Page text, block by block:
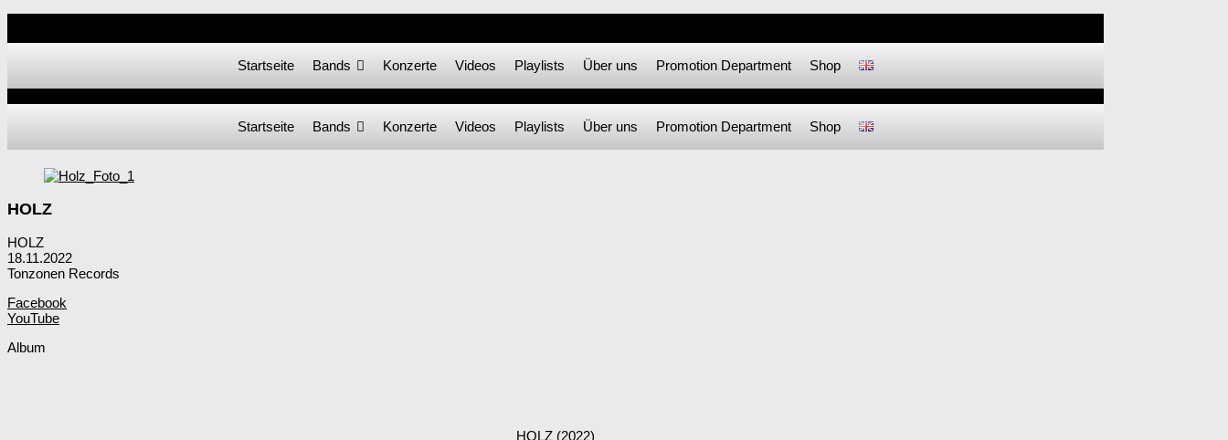
Startseite Bands Konzerte Videos Playlists Über uns Promotion Department Shop
Startseite Bands Konzerte Videos Playlists Über uns Promotion Department Shop
HOLZ
HOLZ
18.11.2022
Tonzonen Records
Facebook
YouTube
Album
HOLZ (2022)